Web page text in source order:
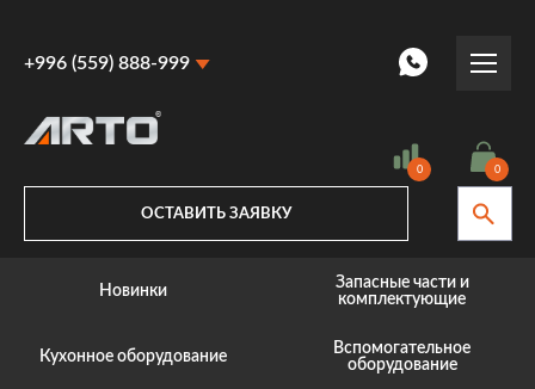
+996 (559) 888-999
+996 (559) 888-999
0 0
ОСТАВИТЬ ЗАЯВКУ
Новинки
Кухонное оборудование
Запасные части и
комплектующие
Вспомогательное
оборудование